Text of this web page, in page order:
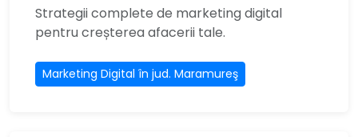
Strategii complete de marketing digital
pentru creșterea afacerii tale.
Marketing Digital în jud. Maramureş